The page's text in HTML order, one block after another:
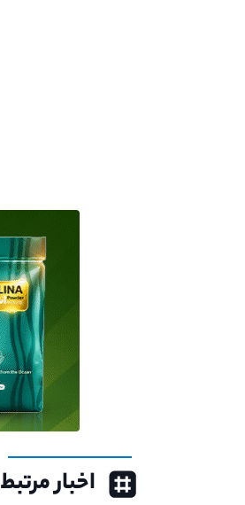
اخبار مرتبط